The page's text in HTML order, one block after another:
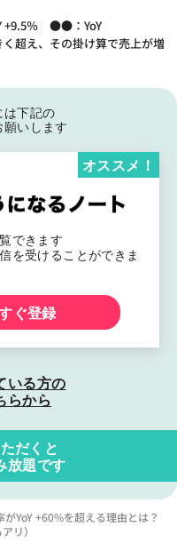
％ ●●：YoY
超え、その掛け算で売上が増
は下記の
いします
できます
を受けることができま
オススメ！
ぐ登録
いる方の
らから
だくと
放題です
YoY +60%を超える理由とは？
リ）